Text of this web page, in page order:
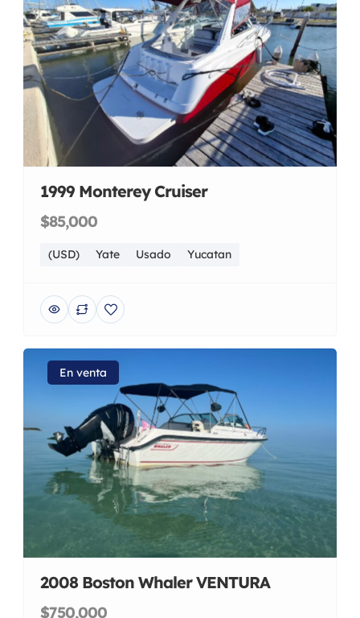
1999 Monterey Cruiser
$85,000
(USD) Yate Usado Yucatan
En venta
2008 Boston Whaler VENTURA
$750,000